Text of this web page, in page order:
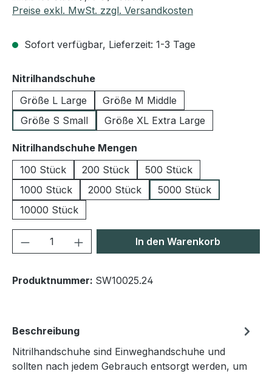
Preise exkl. MwSt. zzgl. Versandkosten
Sofort verfügbar, Lieferzeit: 1-3 Tage
Nitrilhandschuheauswählen
Größe L Large
Größe M Middle
Größe S Small
Größe XL Extra Large
Nitrilhandschuhe Mengen
100 Stück
200 Stück
500 Stück
1000 Stück
2000 Stück
5000 Stück
10000 Stück
Produkt Anzahl: Gib denIn den Warenkorb
Produktnummer: SW10025.24
Beschreibung
Nitrilhandschuhe sind Einweghandschuhe und
sollten nach jedem Gebrauch entsorgt werden, um